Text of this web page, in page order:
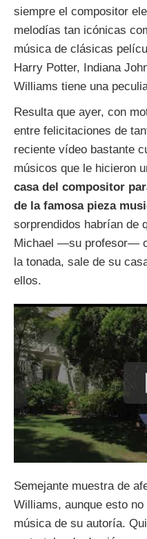
siempre el compositor
melodías tan icónicas
música de clásicas
Harry Potter, Indiana
Williams tiene una
Resulta que ayer, con
entre felicitaciones de
reciente vídeo bastante
músicos que le hicieron
casa del compositor
de la famosa pieza
sorprendidos habrían de
Michael —su profesor—
la tonada, sale de su
ellos.
Semejante muestra de
Williams, aunque esto
música de su autoría.